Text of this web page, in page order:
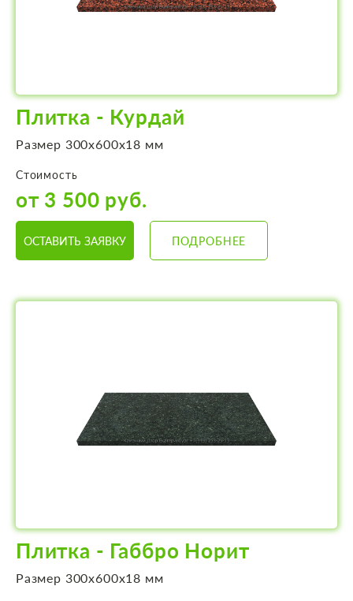
Плитка - Курдай
Размер 300х600х18 мм
Стоимость
от 3 500 руб.
ОСТАВИТЬ ЗАЯВКУ ПОДРОБНЕЕ
Плитка - Габбро Норит
Размер 300х600х18 мм